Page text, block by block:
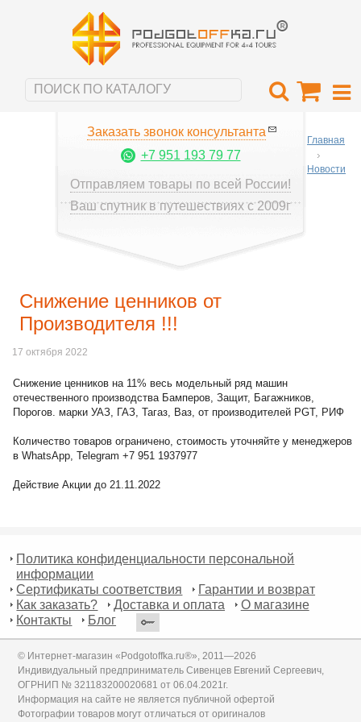
Заказать звонок консультанта
+7 951 193 79 77
Отправляем товары по всей России!
Ваш спутник в путешествиях с 2009г
Главная
Новости
Снижение ценников от
Производителя !!!
17 октября 2022
Снижение ценников на 11% весь модельный ряд машин
отечественного производства Бамперов, Защит, Багажников,
Порогов. марки УАЗ, ГАЗ, Тагаз, Ваз, от производителей PGT, РИФ
Количество товаров ограничено, стоимость уточняйте у менеджеров
в WhatsApp, Telegram +7 951 1937977
Действие Акции до 21.11.2022
Политика конфиденциальности персональной
информации
Сертификаты соответствия
Гарантии и возврат
Как заказать?
Доставка и оплата
О магазине
Контакты
Блог
© Интернет-магазин «Podgotoffka.ru®», 2011—2026
Индивидуальный предприниматель Сивенцев Евгений Сергеевич,
ОГРНИП № 321183200020681 от 06.04.2021г.
Информация на сайте не является публичной офертой
Фотографии товаров могут отличаться от оригиналов